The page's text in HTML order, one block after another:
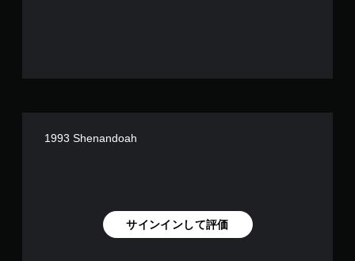
1993 Shenandoah
サインインして評価